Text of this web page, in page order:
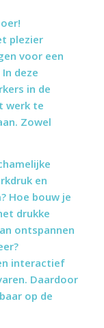
plezier
voor een
deze
in de
werk te
Zowel
en
Hoe bouw je
drukke
ontspannen
interactief
Daardoor
op de